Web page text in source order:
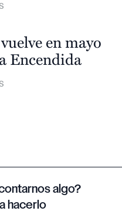
en mayo
Encendida
algo?
hacerlo